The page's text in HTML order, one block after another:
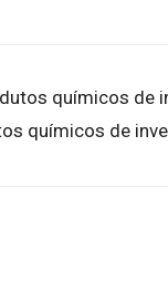
químicos
químicos de